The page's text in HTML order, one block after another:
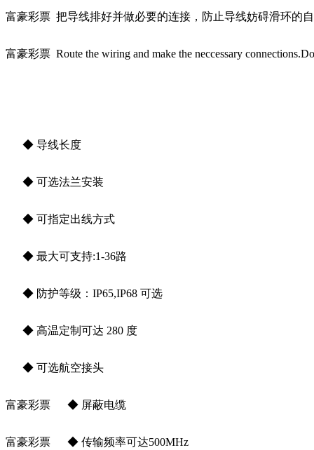
富豪彩票 把导线排好并做必要的连接，防止导线妨碍滑环的
富豪彩票 Route the wiring and make the neccessary
◆ 导线长度
◆ 可选法兰安装
◆ 可指定出线方式
◆ 最大可支持:1-36路
◆ 防护等级：IP65,IP68 可选
◆ 高温定制可达 280 度
◆ 可选航空接头
富豪彩票 ◆ 屏蔽电缆
富豪彩票 ◆ 传输频率可达500MHz